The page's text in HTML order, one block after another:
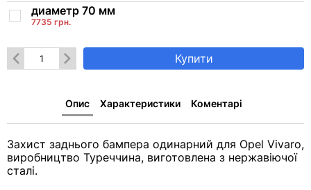
диаметр 70 мм
7735 грн.
Купити
Опис Характеристики Коментарі
Захист заднього бампера одинарний для Opel Vivaro,
виробництво Туреччина, виготовлена з нержавіючої
сталі.